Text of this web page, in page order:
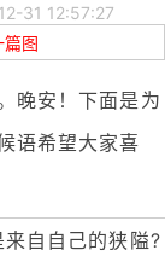
31 12:57:27
图
晚安！下面是为
语希望大家喜
自自己的狭隘?